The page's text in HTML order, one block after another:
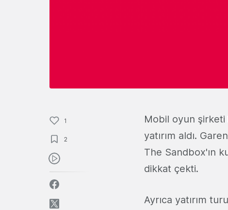
1
2
Mobil oyun şirketi
yatırım aldı.
The Sandbox'ın
dikkat çekti.
Ayrıca yatırım